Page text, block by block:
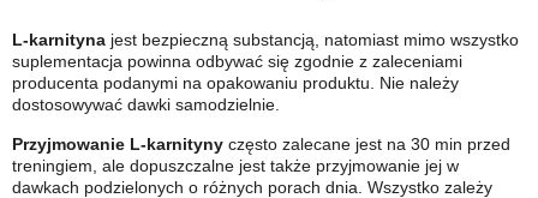
L-karnityna jest bezpieczną substancją, natomiast mimo wszystko
suplementacja powinna odbywać się zgodnie z zaleceniami
producenta podanymi na opakowaniu produktu. Nie należy
dostosowywać dawki samodzielnie.
Przyjmowanie L-karnityny często zalecane jest na 30 min przed
treningiem, ale dopuszczalne jest także przyjmowanie jej w
dawkach podzielonych o różnych porach dnia. Wszystko zależy